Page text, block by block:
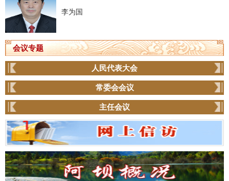
李为国
会议专题
人民代表大会
常委会会议
主任会议